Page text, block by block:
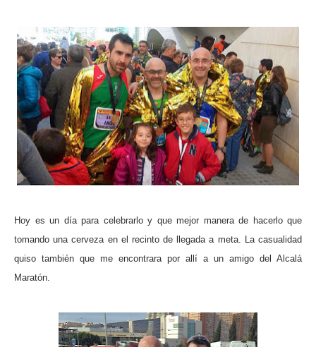
Hoy es un día para celebrarlo y que mejor manera de hacerlo que
tomando una cerveza en el recinto de llegada a meta. La casualidad
quiso también que me encontrara por allí a un amigo del Alcalá
Maratón.